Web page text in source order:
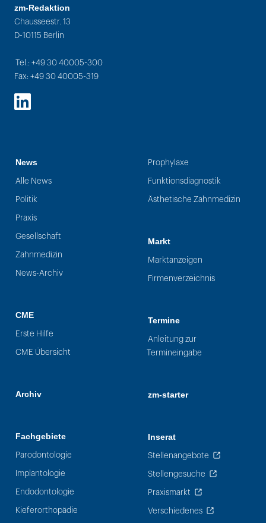
zm-Redaktion
Chausseestr. 13
D-10115 Berlin
Tel.: +49 30 40005-300
Fax: +49 30 40005-319
LinkedIn
News
Alle News
Politik
Praxis
Gesellschaft
Zahnmedizin
News-Archiv
CME
Erste Hilfe
CME Übersicht
Archiv
Fachgebiete
Parodontologie
Implantologie
Endodontologie
Kieferorthopädie
Prophylaxe
Funktionsdiagnostik
Ästhetische Zahnmedizin
Markt
Marktanzeigen
Firmenverzeichnis
Termine
Anleitung zur
Termineingabe
zm-starter
Inserat
Stellenangebote
Stellengesuche
Praxismarkt
Verschiedenes